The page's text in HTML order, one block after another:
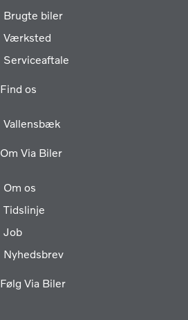
Brugte biler
Værksted
Serviceaftale
Find os
Vallensbæk
Om Via Biler
Om os
Tidslinje
Job
Nyhedsbrev
Følg Via Biler